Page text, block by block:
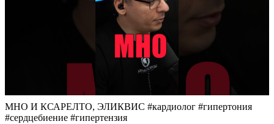
МНО И КСАРЕЛТО, ЭЛИКВИС #кардиолог #гипертония
#сердцебиение #гипертензия